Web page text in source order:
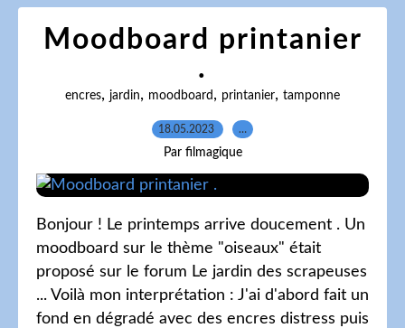
Moodboard printanier
.
encres, jardin, moodboard , printanier, tamponne
18.05.2023 …
Par filmagique
Bonjour ! Le printemps arrive doucement . Un
moodboard sur le thème "oiseaux" était
proposé sur le forum Le jardin des scrapeuses
... Voilà mon interprétation : J'ai d'abord fait un
fond en dégradé avec des encres distress puis